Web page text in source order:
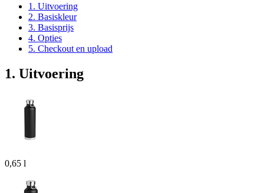
1. Uitvoering
2. Basiskleur
3. Basisprijs
4. Opties
5. Checkout en upload
1. Uitvoering
0,65 l